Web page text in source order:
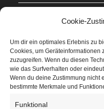
Cookie-
Um dir ein optimales Erlebnis zu
Cookies, um Geräteinformationen
zuzugreifen. Wenn du diesen
wie das Surfverhalten oder
Wenn du deine Zustimmung nicht
bestimmte Merkmale und
Funktional
Veranstaltungen
Höffner Run